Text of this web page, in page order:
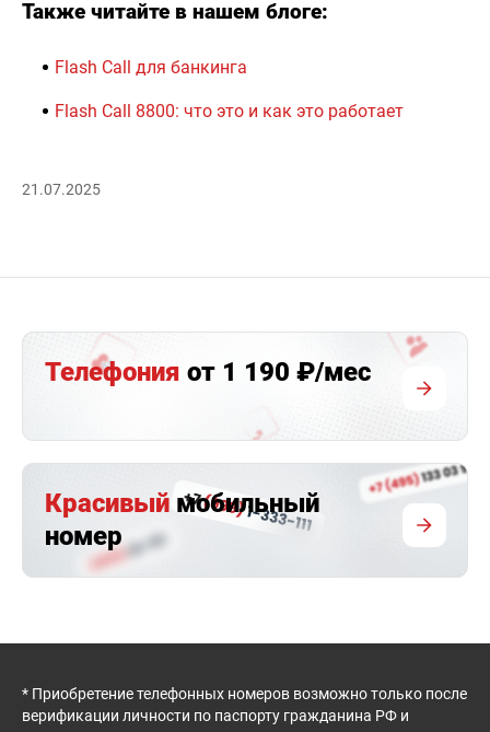
Также читайте в нашем блоге:
Flash Call для банкинга
Flash Call 8800: что это и как это работает
21.07.2025
Телефония от 1 190 ₽/мес
Красивый мобильный
номер
* Приобретение телефонных номеров возможно только после
верификации личности по паспорту гражданина РФ и